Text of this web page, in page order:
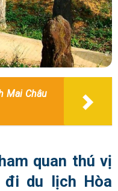
Mai Châu
quan thú vị
đi du lịch Hòa